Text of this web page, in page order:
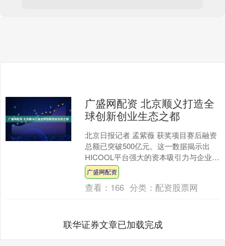
广盛网配资 北京顺义打造全
球创新创业生态之都
北京日报记者 孟紫薇 获奖项目赛后融资
总额已突破500亿元。这一数据揭示出
HICOOL平台强大的资本吸引力与企业孵
化能力。 作为落户北京市顺义区六年的
国际性创业....
广盛网配资
查看： 166 分类： 配资股票网
联华证券文章已加载完成